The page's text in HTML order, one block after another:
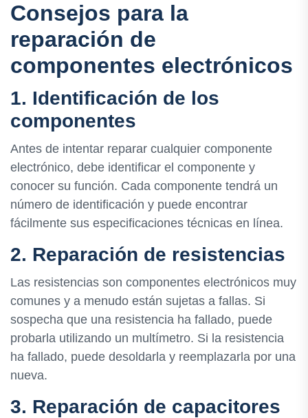
Consejos para la
reparación de
componentes electrónicos
1. Identificación de los
componentes
Antes de intentar reparar cualquier componente
electrónico, debe identificar el componente y
conocer su función. Cada componente tendrá un
número de identificación y puede encontrar
fácilmente sus especificaciones técnicas en línea.
2. Reparación de resistencias
Las resistencias son componentes electrónicos muy
comunes y a menudo están sujetas a fallas. Si
sospecha que una resistencia ha fallado, puede
probarla utilizando un multímetro. Si la resistencia
ha fallado, puede desoldarla y reemplazarla por una
nueva.
3. Reparación de capacitores